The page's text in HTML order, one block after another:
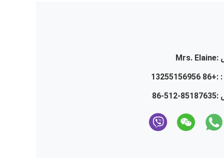
:
Mrs. Elaine
: :
+86 13255156956
:
86-512-85187635